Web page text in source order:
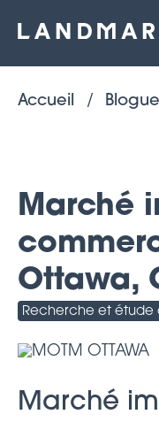
Accueil Blogue
Marché
Ottawa,
Recherche et étude
Marché